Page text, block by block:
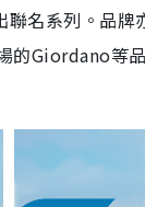
名系列。品
的Giordano等